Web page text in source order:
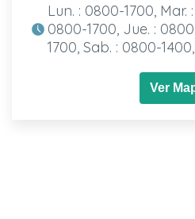
Lun. : 0800-1700, Mar.
0800-1700, Jue. :
1700, Sab. : 0800-1400,
Ver